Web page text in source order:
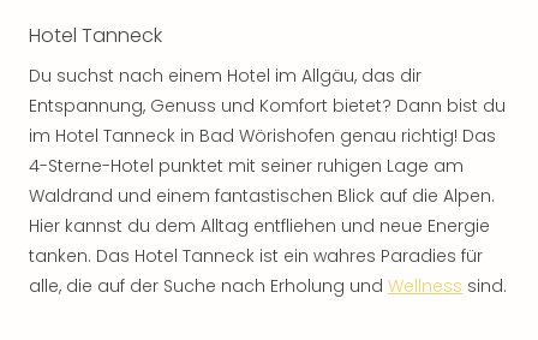
Hotel Tanneck
Du suchst nach einem Hotel im Allgäu, das dir
Entspannung, Genuss und Komfort bietet? Dann bist du
im Hotel Tanneck in Bad Wörishofen genau richtig! Das
4-Sterne-Hotel punktet mit seiner ruhigen Lage am
Waldrand und einem fantastischen Blick auf die Alpen.
Hier kannst du dem Alltag entfliehen und neue Energie
tanken. Das Hotel Tanneck ist ein wahres Paradies für
alle, die auf der Suche nach Erholung und Wellness sind.